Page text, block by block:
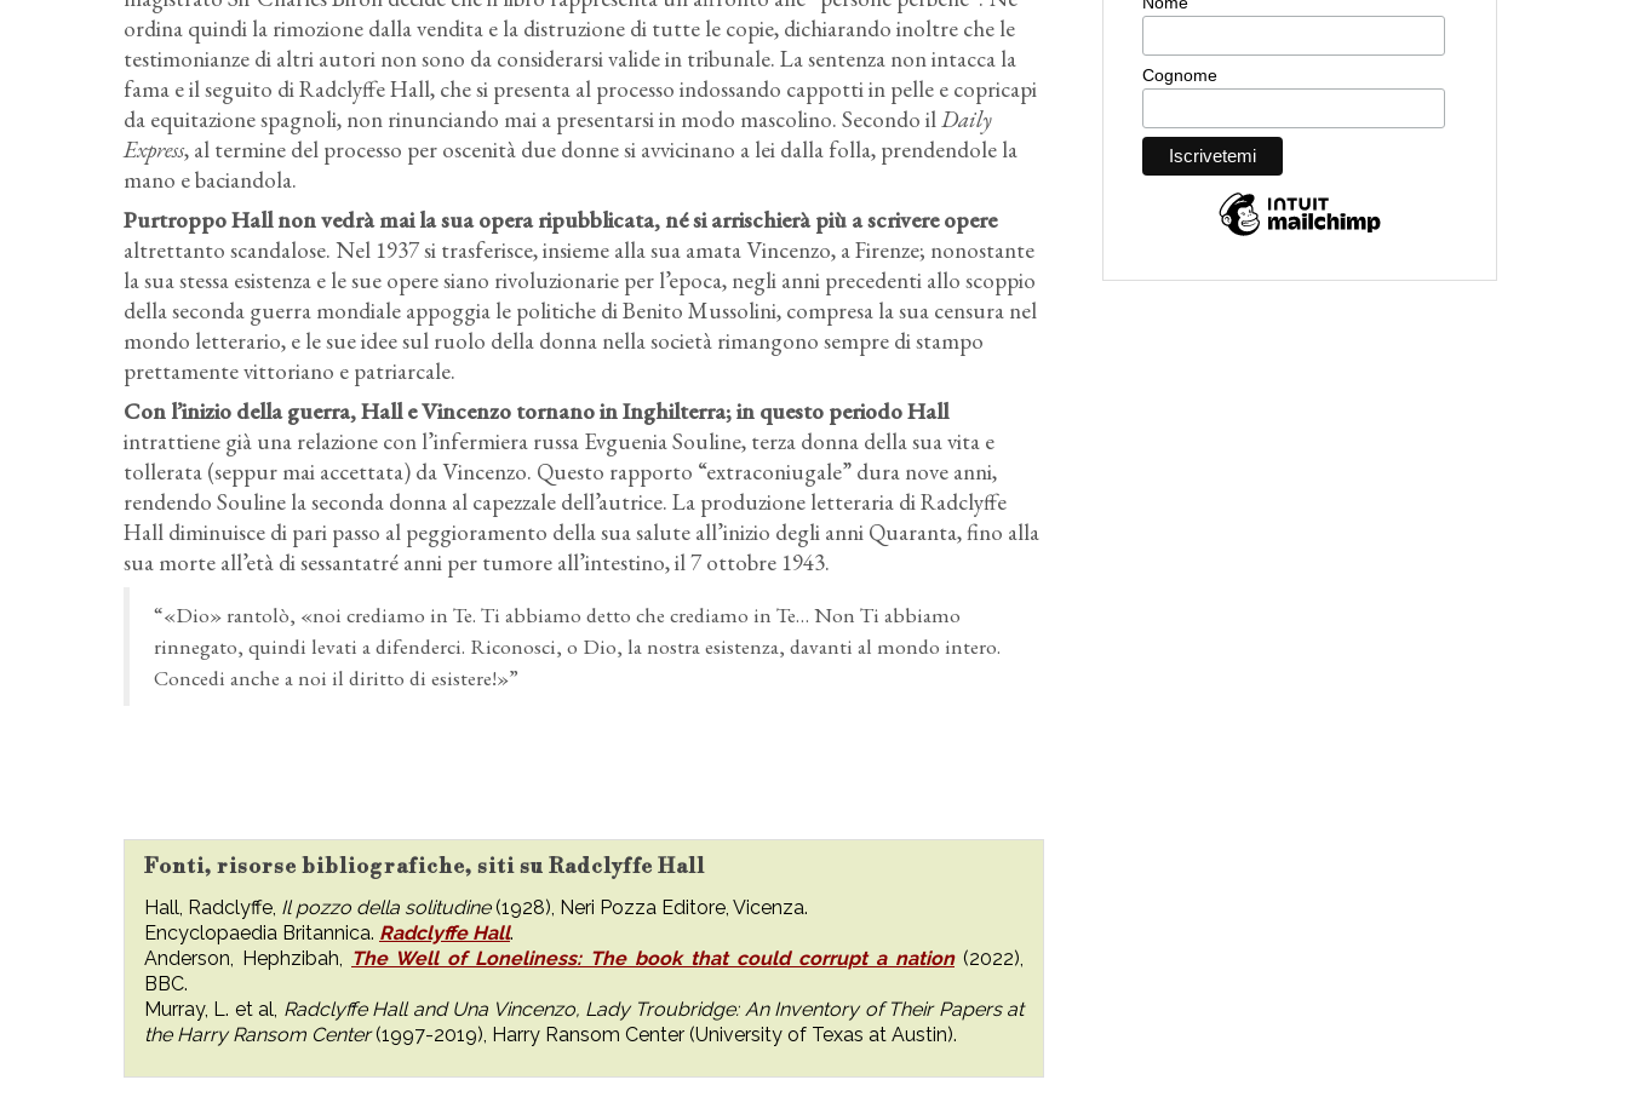
ordina quindi la rimozione dalla vendita e la distruzione di tutte le copie, dichiarando inoltre che le
testimonianze di altri autori non sono da considerarsi valide in tribunale. La sentenza non intacca la
fama e il seguito di Radclyffe Hall, che si presenta al processo indossando cappotti in pelle e copricapi
da equitazione spagnoli, non rinunciando mai a presentarsi in modo mascolino. Secondo ilDaily
Express, al termine del processo per oscenità due donne si avvicinano a lei dalla folla, prendendole la
mano e baciandola.
Purtroppo Hall non vedrà mai la sua opera ripubblicata, né si arrischierà più a scrivere opere
altrettanto scandalose. Nel 1937 si trasferisce, insieme alla sua amata Vincenzo, a Firenze; nonostante
la sua stessa esistenza e le sue opere siano rivoluzionarie per l’epoca, negli anni precedenti allo scoppio
della seconda guerra mondiale appoggia le politiche di Benito Mussolini, compresa la sua censura nel
mondo letterario, e le sue idee sul ruolo della donna nella società rimangono sempre di stampo
prettamente vittoriano e patriarcale.
Con l’inizio della guerra, Hall e Vincenzo tornano in Inghilterra; in questo periodo Hall
intrattiene già una relazione con l’infermiera russa Evguenia Souline, terza donna della sua vita e
tollerata (seppur mai accettata) da Vincenzo. Questo rapporto “extraconiugale” dura nove anni,
rendendo Souline la seconda donna al capezzale dell’autrice. La produzione letteraria di Radclyffe
Hall diminuisce di pari passo al peggioramento della sua salute all’inizio degli anni Quaranta, fino alla
sua morte all’età di sessantatré anni per tumore all’intestino, il 7 ottobre 1943.
“«Dio» rantolò, «noi crediamo in Te. Ti abbiamo detto che crediamo in Te… Non Ti abbiamo
rinnegato, quindi levati a difenderci. Riconosci, o Dio, la nostra esistenza, davanti al mondo intero.
Concedi anche a noi il diritto di esistere!»”
Fonti, risorse bibliografiche, siti su Radclyffe Hall
Hall, Radclyffe, Il pozzo della solitudine(1928), Neri Pozza Editore, Vicenza.
Encyclopaedia Britannica. Radclyffe Hall.
Anderson, Hephzibah, The Well of Loneliness: The book that could corrupt a nation(2022),
BBC.
Murray, L. et al, Radclyffe Hall and Una Vincenzo, Lady Troubridge: An Inventory of Their Papers at
the Harry Ransom Center(1997-2019), Harry Ransom Center (University of Texas at Austin).